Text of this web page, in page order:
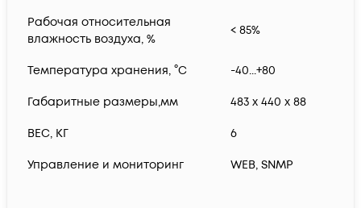
Рабочая относительная
влажность воздуха, %
< 85%
Температура хранения, °С -40...+80
Габаритные размеры,мм 483 x 440 x 88
ВЕС, КГ 6
Управление и мониторинг WEB, SNMP